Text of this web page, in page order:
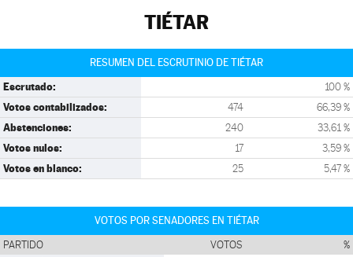
TIÉTAR
RESUMEN DEL ESCRUTINIO DE TIÉTAR
Escrutado: 100 %
Votos contabilizados: 474 66,39 %
Abstenciones: 240 33,61 %
Votos nulos: 17 3,59 %
Votos en blanco: 25 5,47 %
VOTOS POR SENADORES EN TIÉTAR
PARTIDO VOTOS %